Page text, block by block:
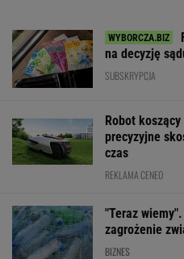
na decyzję
SUBSKRYPCJA
Robot
precyzyjne
czas
REKLAMA CENEO
"Teraz
zagrożenie
BIZNES